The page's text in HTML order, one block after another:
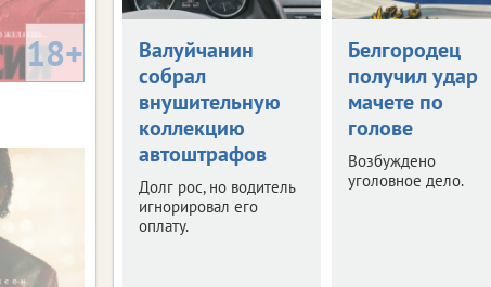
Валуйчанин
собрал
внушительную
коллекцию
автоштрафов
Долг рос, но водитель
игнорировал его
оплату.
Белгородец
получил удар
мачете по
голове
Возбуждено
уголовное дело.
18+